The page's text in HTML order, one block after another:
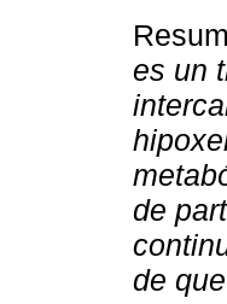
es un
de
de